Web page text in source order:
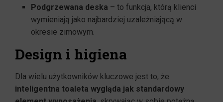
Podgrzewana deska – to funkcja, którą klienci
wymieniają jako najbardziej uzależniającą w
okresie zimowym.
Design i higiena
Dla wielu użytkowników kluczowe jest to, że
inteligentna toaleta wygląda jak standardowy